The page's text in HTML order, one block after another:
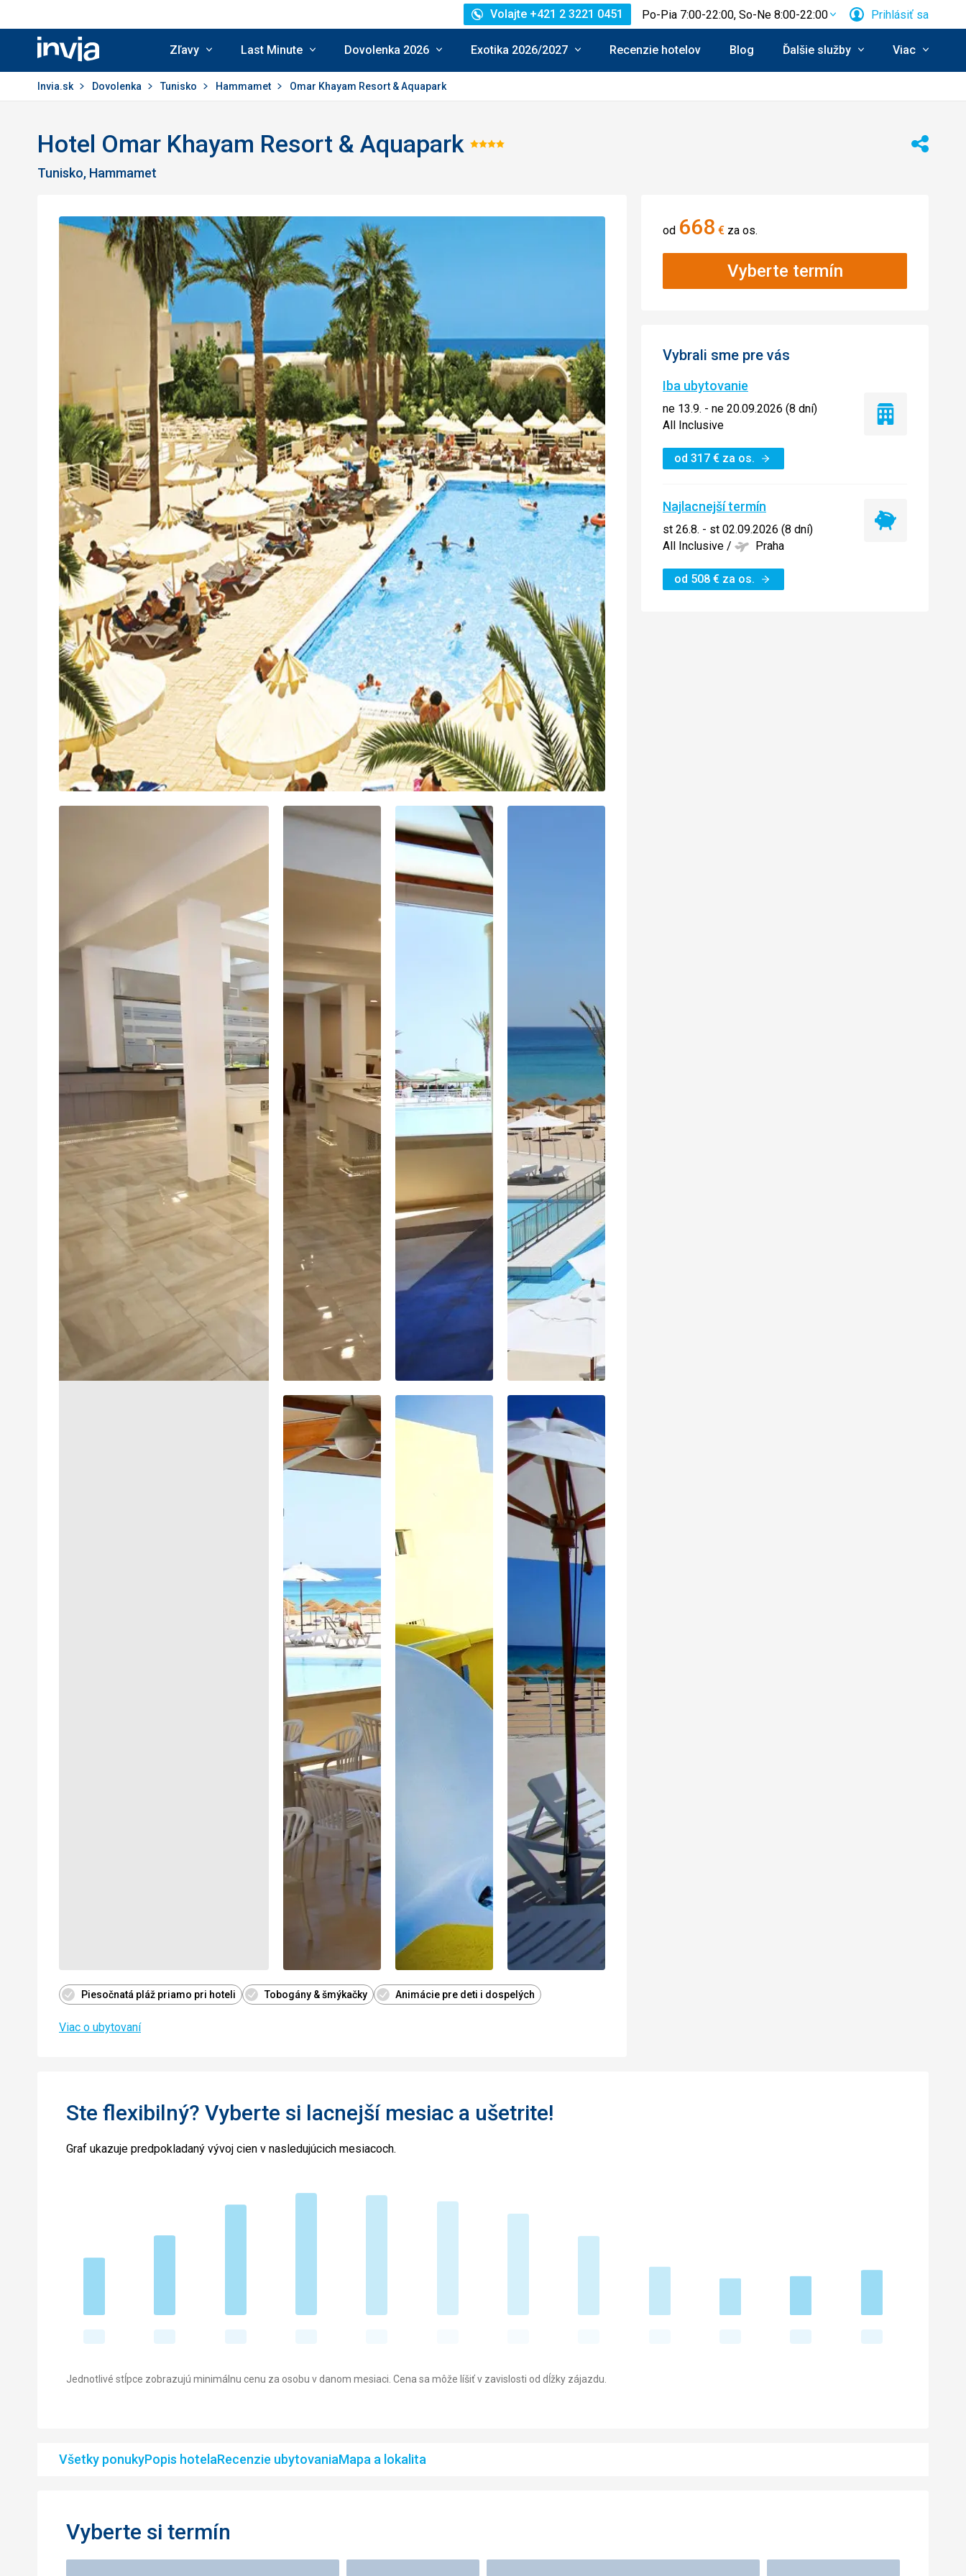
Invia.sk
Volajte +421 2 3221 0451 Po-Pia 7:00-22:00, So-Ne 8:00-22:00 Prihlásiť sa
Zľavy Last Minute Dovolenka 2026 Exotika 2026/2027 Recenzie hotelov Blog Ďalšie služby Viac
Invia.sk Dovolenka Tunisko Hammamet Omar Khayam Resort & Aquapark
Hotel Omar Khayam Resort & Aquapark Hodnotenie:
Tunisko, Hammamet
Zdieľať
Piesočnatá pláž priamo pri hoteli Tobogány & šmýkačky Animácie pre deti i dospelých
Viac o ubytovaní
od 668 € za os.
Vyberte termín
Vybrali sme pre vás
Iba ubytovanie
ne 13.9. - ne 20.09.2026 (8 dní)
All Inclusive
od 317 € za os.
Iba
Najlacnejší termín
st 26.8. - st 02.09.2026 (8 dní)
All Inclusive / Praha
od 508 € za os.
Najlacnejší
Ste flexibilný? Vyberte si lacnejší mesiac a ušetrite!
Graf ukazuje predpokladaný vývoj cien v nasledujúcich mesiacoch.
Jednotlivé stĺpce zobrazujú minimálnu cenu za osobu v danom mesiaci. Cena sa môže líšiť v zavislosti od dĺžky zájazdu.
Všetky ponukyPopis hotelaRecenzie ubytovaniaMapa a lokalita
Vyberte si termín